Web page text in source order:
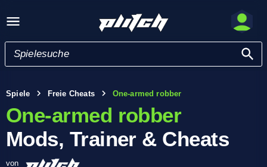
Spiele Freie Cheats One-armed robber
One-armed robber
Mods, Trainer & Cheats
von